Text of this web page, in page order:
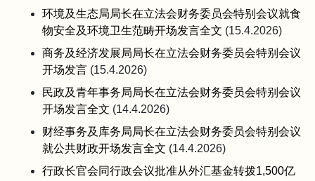
环境及生态局局长在立法会财务委员会特别会议就食
物安全及环境卫生范畴开场发言全文 (15.4.2026)
商务及经济发展局局长在立法会财务委员会特别会议
开场发言 (15.4.2026)
民政及青年事务局局长在立法会财务委员会特别会议
开场发言全文 (14.4.2026)
财经事务及库务局局长在立法会财务委员会特别会议
就公共财政开场发言全文 (14.4.2026)
行政长官会同行政会议批准从外汇基金转拨1,500亿